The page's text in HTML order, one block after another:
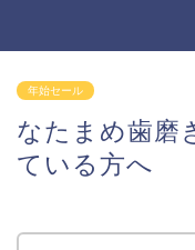
年始セール
なたまめ歯磨
ている方へ